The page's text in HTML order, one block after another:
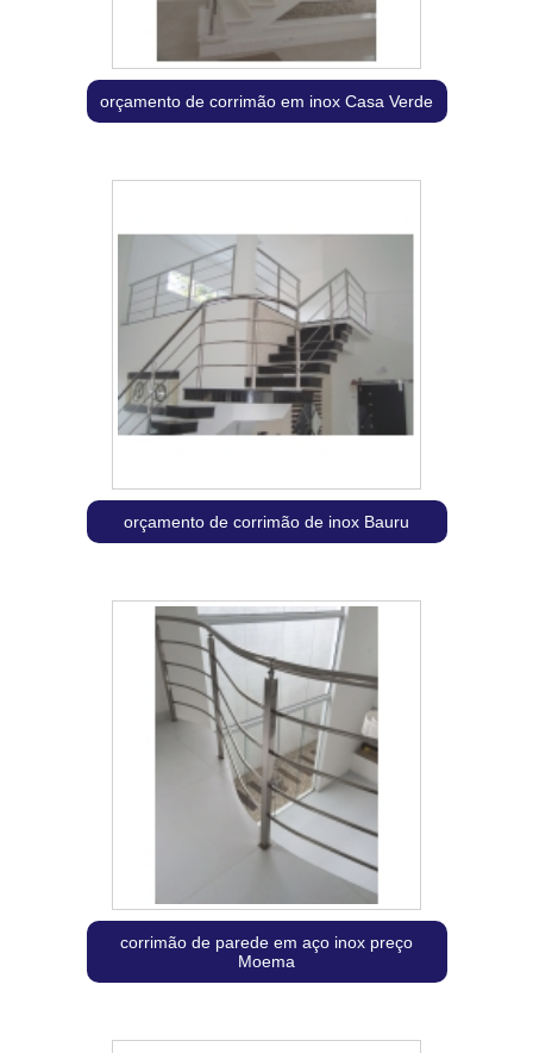
orçamento de corrimão em inox Casa Verde
orçamento de corrimão de inox Bauru
corrimão de parede em aço inox preço
Moema